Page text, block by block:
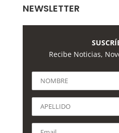
NEWSLETTER
Recibe Noticias,